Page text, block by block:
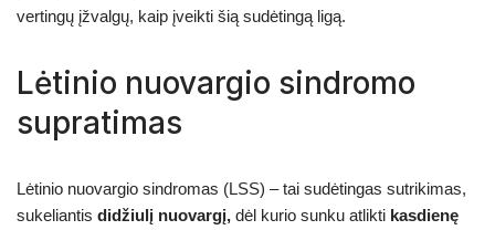
vertingų įžvalgų, kaip įveikti šią sudėtingą ligą.
Lėtinio nuovargio sindromo
supratimas
Lėtinio nuovargio sindromas (LSS) – tai sudėtingas sutrikimas,
sukeliantis didžiulį nuovargį, dėl kurio sunku atlikti kasdienę